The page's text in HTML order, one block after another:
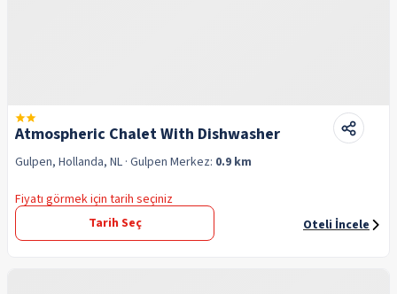
Atmospheric Chalet With Dishwasher
Gulpen, Hollanda, NL · Gulpen Merkez: 0.9 km
Fiyatı görmek için tarih seçiniz
Tarih Seç
Oteli İncele